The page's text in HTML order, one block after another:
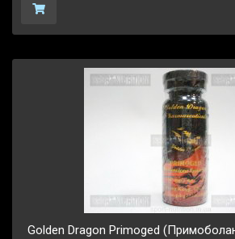
Golden Dragon Primoged